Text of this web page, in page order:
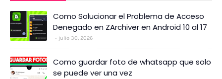
Como Solucionar el Problema de Acceso
Denegado en ZArchiver en Android 10 al 17
julio 30, 2026
Como guardar foto de whatsapp que solo
se puede ver una vez